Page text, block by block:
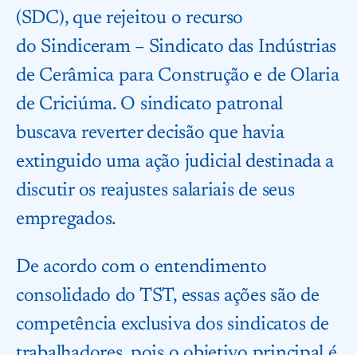
(SDC), que rejeitou o recurso
do Sindiceram – Sindicato das Indústrias
de Cerâmica para Construção e de Olaria
de Criciúma. O sindicato patronal
buscava reverter decisão que havia
extinguido uma ação judicial destinada a
discutir os reajustes salariais de seus
empregados.
De acordo com o entendimento
consolidado do TST, essas ações são de
competência exclusiva dos sindicatos de